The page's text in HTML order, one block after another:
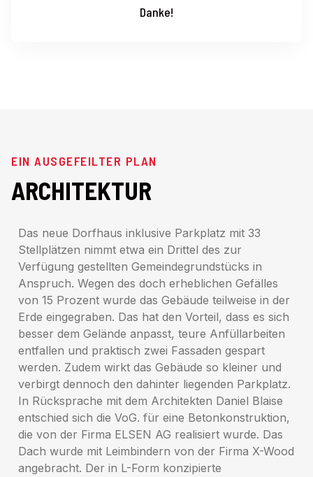
Danke!
EIN AUSGEFEILTER PLAN
ARCHITEKTUR
Das neue Dorfhaus inklusive Parkplatz mit 33
Stellplätzen nimmt etwa ein Drittel des zur
Verfügung gestellten Gemeindegrundstücks in
Anspruch. Wegen des doch erheblichen Gefälles
von 15 Prozent wurde das Gebäude teilweise in der
Erde eingegraben. Das hat den Vorteil, dass es sich
besser dem Gelände anpasst, teure Anfüllarbeiten
entfallen und praktisch zwei Fassaden gespart
werden. Zudem wirkt das Gebäude so kleiner und
verbirgt dennoch den dahinter liegenden Parkplatz.
In Rücksprache mit dem Architekten Daniel Blaise
entschied sich die VoG. für eine Betonkonstruktion,
die von der Firma ELSEN AG realisiert wurde. Das
Dach wurde mit Leimbindern von der Firma X-Wood
angebracht. Der in L-Form konzipierte